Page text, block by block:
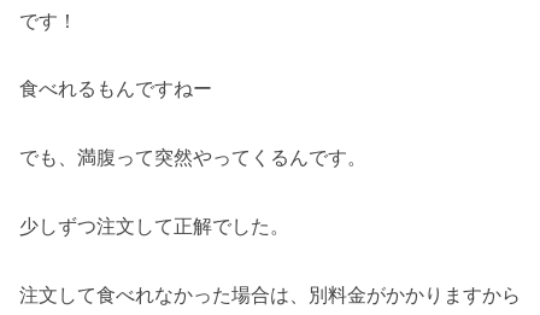
です！
食べれるもんですねー
でも、満腹って突然やってくるんです。
少しずつ注文して正解でした。
注文して食べれなかった場合は、別料金がかかりますから